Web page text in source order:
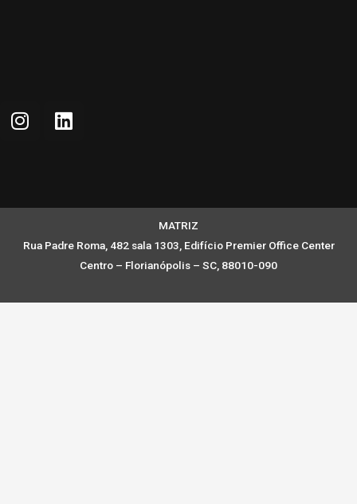
MATRIZ
Rua Padre Roma, 482 sala 1303, Edifício Premier Office Center
Centro – Florianópolis – SC, 88010-090